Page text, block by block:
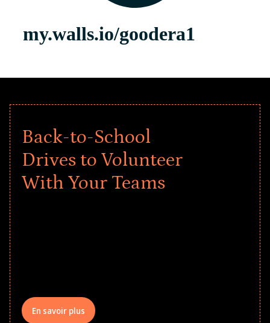
Back-to-School
Drives to Volunteer
With Your Teams
En savoir plus